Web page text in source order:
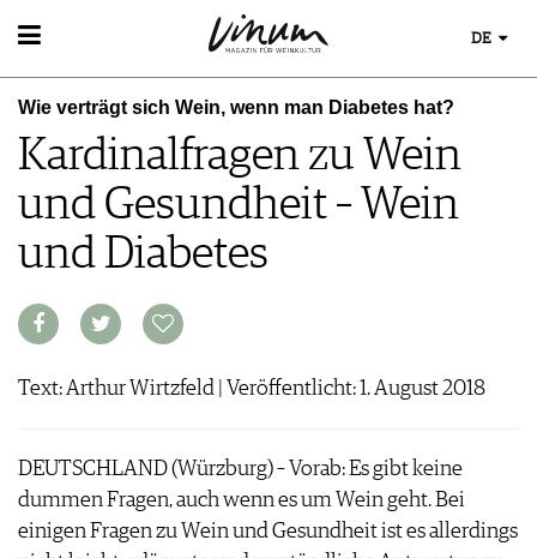
WEIN
WEINSUCHE
GUIDE WEINGÜTER
WINETRADECLUB
WINZER
WEINE DES MONATS
TRINKREIFETABELLE
CLUB LES DOMAINES
WEINWISSEN
WEINREGIONEN
WEINLEXIKON
WEINLAGERUNG
TIPPS & TRICKS
NEWS
EVENTS
EVENTKALENDER
AWARDS
ESSEN & TRINKEN
FOOD PAIRING TIPPS
FOOD PAIRING TABELLE
KULINARIK
HOTSPOTS
REPORTAGEN
WINEGUIDES
ABO
AUSGABE
ARCHIV
MEDIATHEK
APPS
BÜCHER
NEWS
WEINSZENE
PORTRAITS
VINOPHILES
ARCHIV
DE
Wie verträgt sich Wein, wenn man Diabetes hat?
Kardinalfragen zu Wein
und Gesundheit – Wein
und Diabetes
Text: Arthur Wirtzfeld | Veröffentlicht: 1. August 2018
DEUTSCHLAND (Würzburg) – Vorab: Es gibt keine
dummen Fragen, auch wenn es um Wein geht. Bei
einigen Fragen zu Wein und Gesundheit ist es allerdings